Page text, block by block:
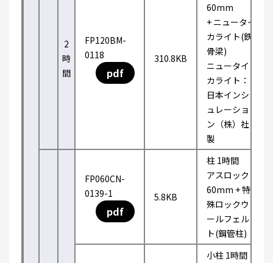
2
時
間
FP120BM-
0118
pdf
310.8KB
60mm
+ ニュータイ
カライト(鉄
骨梁)
ニュータイ
カライト：
日本インシ
ュレーショ
ン（株）社
製
FP060CN-
0139-1
pdf
5.8KB
柱 1時間
アスロック
60mm + 特
殊ロックウ
ールフェル
ト(鋼管柱)
小柱 1時間